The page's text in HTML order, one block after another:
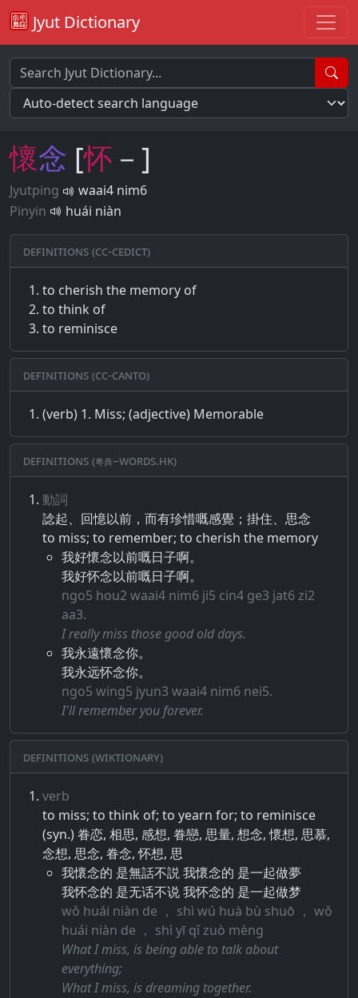
Jyut Dictionary
懷念 [怀 －]
Jyutping
waai4 nim6
Pinyin
huái niàn
Definitions (CC-CEDICT)
to cherish the memory of
to think of
to reminisce
Definitions (CC-CANTO)
(verb) 1. Miss; (adjective) Memorable
Definitions (粵典–words.hk)
動詞
諗​起​、​回憶​以前​，​而​有​珍惜​嘅​感​覺​；​掛住​、​思念
to miss; to remember; to cherish the memory
我好懷念以前嘅日子啊。
我好怀念以前嘅日子啊。
ngo5 hou2 waai4 nim6 ji5 cin4 ge3 jat6 zi2
aa3.
I really miss those good old days.
我永遠懷念你。
我永远怀念你。
ngo5 wing5 jyun3 waai4 nim6 nei5.
I'll remember you forever.
Definitions (Wiktionary)
verb
to miss; to think of; to yearn for; to reminisce
(syn.) 眷恋, 相思, 感想, 眷戀, 思量, 想念, 懷想, 思慕,
念想, 思念, 眷念, 怀想, 思
我懷念的 是無話不説 我懷念的 是一起做夢
我怀念的 是无话不说 我怀念的 是一起做梦
wǒ huái niàn de ， shì wú huà bù shuō ， wǒ
huái niàn de ， shì yī qǐ zuò mèng
What I miss, is being able to talk about
everything;
What I miss, is dreaming together.